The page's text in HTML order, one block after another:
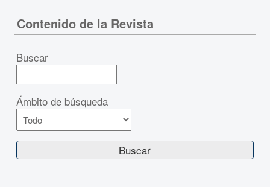
Contenido de la Revista
Buscar
Ámbito de búsqueda